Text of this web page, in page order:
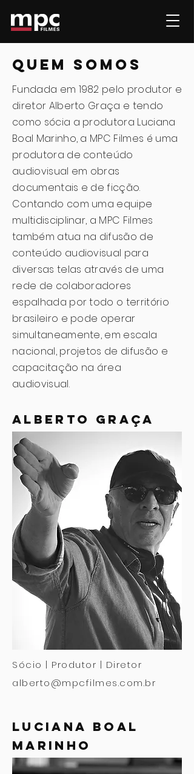
quem somos
Fundada em 1982 pelo produtor e
diretor Alberto Graça e tendo
como sócia a produtora Luciana
Boal Marinho, a MPC Filmes é uma
produtora de conteúdo
audiovisual em obras
documentais e de ficção.
Contando com uma equipe
multidisciplinar, a MPC Filmes
também atua na difusão de
conteúdo audiovisual para
diversas telas através de uma
rede de colaboradores
espalhada por todo o território
brasileiro e pode operar
simultaneamente, em escala
nacional, projetos de difusão e
capacitação na área
audiovisual.
Alberto Graça
Sócio | Produtor | Diretor
alberto@mpcfilmes.com.br
luciana boal
MARINHO